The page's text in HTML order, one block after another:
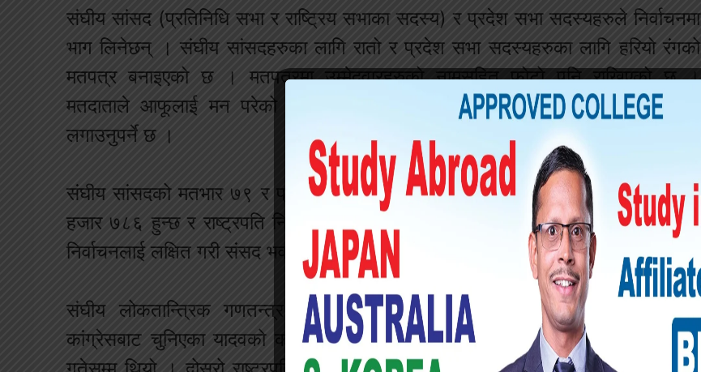
संघीय सांसद (प्रतिनिधि सभा र राष्ट्रिय सभाका सदस्य) र प्रदेश सभा सदस्यहरुले निर्वाचनमा
भाग लिनेछन् । संघीय सांसदहरुका लागि रातो र प्रदेश सभा सदस्यहरुका लागि हरियो रंगको
मतपत्र बनाइएको छ । मतपत्रमा उम्मेदवारहरुको नामसहित फोटो पनि राखिएको छ ।
मतदाताले आफूलाई मन परेको उम्मेदवारको नाम र फोटो भएको कोठाभित्र स्वस्तिक छाप
लगाउनुपर्ने छ ।
संघीय सांसदको मतभार ७९ र प्रदेश सांसदको ४८ छ । सबै उम्मेदवारको मतभार जोड्दा ५२
हजार ७८६ हुन्छ र राष्ट्रपति निर्वाचित हुन बहुमत अर्थात २६ हजार ३९४ मतभार चाहिन्छ ।
निर्वाचनलाई लक्षित गरी संसद भवन भित्र र बाहिर सुरक्षा व्यवस्था कडा पारिएको छ ।
संघीय लोकतान्त्रिक गणतन्त्र नेपालको पहिलो राष्ट्रपति डा। रामवरण यादव हुन् ।
कांग्रेसबाट चुनिएका यादवको कार्यकाल २०६५ साल साउन ८ गतेदेखि २०७२ कात्तिक ११